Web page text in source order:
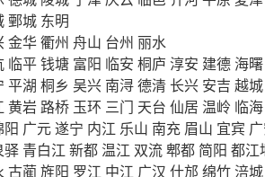
鄄城 东明
金华衢州 舟山 台州 丽水
临平钱塘 富阳 临安 桐庐 淳安 建德 海曙
平湖 桐乡 吴兴 南浔德清 长兴 安吉 越城
黄岩 路桥 玉环 三门 天台 仙居 温岭 临海
阳 广元遂宁 内江 乐山 南充 眉山 宜宾
驿 青白江 新都 温江 双流郫都 简阳 都江
古蔺旌阳 罗江 中江 广汉 什邡 绵竹 涪城